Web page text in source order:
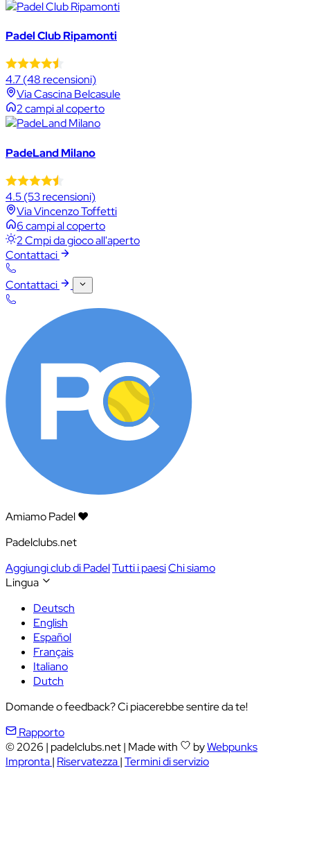
Padel Club Ripamonti
4.7(48 recensioni)
Via Cascina Belcasule
2 campi al coperto
PadeLand Milano
4.5(53 recensioni)
Via Vincenzo Toffetti
6 campi al coperto
2 Cmpi da gioco all'aperto
Contattaci
Contattaci
Amiamo Padel ❤️
Padelclubs.net
Aggiungi club di PadelTutti i paesiChi siamo
Lingua
Deutsch
English
Español
Français
Italiano
Dutch
Domande o feedback? Ci piacerebbe sentire da te!
Rapporto
© 2026 | padelclubs.net| Made with byWebpunks
Impronta| Riservatezza|Termini di servizio